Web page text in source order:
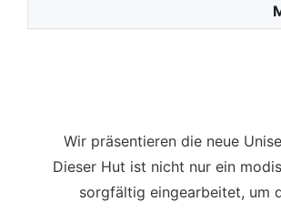
Wir präsentieren die neue
Dieser Hut ist nicht nur ein
sorgfältig eingearbeitet, um